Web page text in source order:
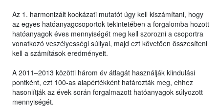
Az 1. harmonizált kockázati mutatót úgy kell kiszámítani, hogy
az egyes hatóanyagcsoportok tekintetében a forgalomba hozott
hatóanyagok éves mennyiségét meg kell szorozni a csoportra
vonatkozó veszélyességi súllyal, majd ezt követően összesíteni
kell a számítások eredményeit.
A 2011–2013 közötti három év átlagát használják kiindulási
pontként, ezt 100-as alapértékként határozták meg, ehhez
hasonlítják az évek során forgalmazott hatóanyagok súlyozott
mennyiségét.